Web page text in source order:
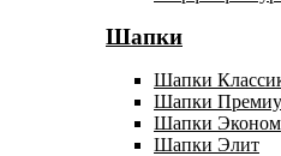
Шапки
Шапки
Шапки
Шапки Эконом
Шапки Элит